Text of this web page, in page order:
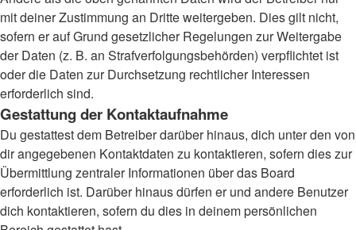
mit deiner Zustimmung an Dritte weitergeben. Dies gilt nicht,
sofern er auf Grund gesetzlicher Regelungen zur Weitergabe
der Daten (z. B. an Strafverfolgungsbehörden) verpflichtet ist
oder die Daten zur Durchsetzung rechtlicher Interessen
erforderlich sind.
Gestattung der Kontaktaufnahme
Du gestattest dem Betreiber darüber hinaus, dich unter den von
dir angegebenen Kontaktdaten zu kontaktieren, sofern dies zur
Übermittlung zentraler Informationen über das Board
erforderlich ist. Darüber hinaus dürfen er und andere Benutzer
dich kontaktieren, sofern du dies in deinem persönlichen